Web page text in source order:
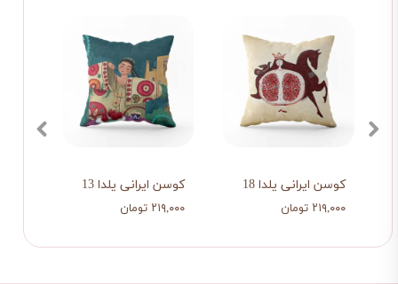
کوسن ایرانی یلدا 13
۲۱۹,۰۰۰ تومان
کوسن ایرانی یلدا 18
۲۱۹,۰۰۰ تومان